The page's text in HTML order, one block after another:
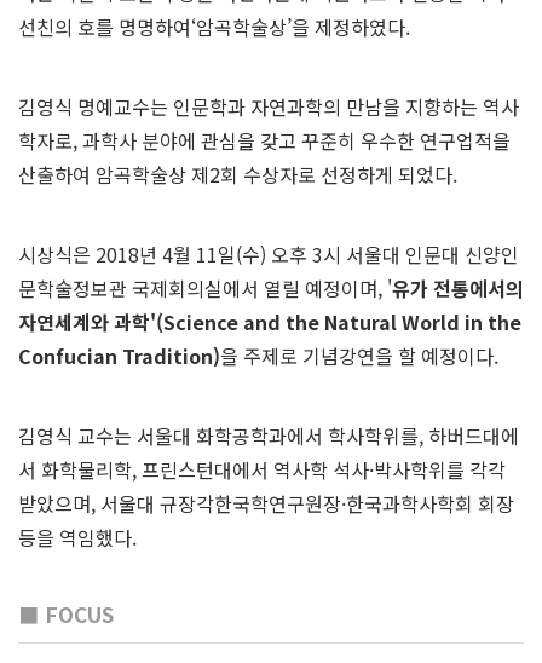
선친의 호를 명명하여‘암곡학술상’을 제정하였다.
김영식 명예교수는 인문학과 자연과학의 만남을 지향하는 역사
학자로, 과학사 분야에 관심을 갖고 꾸준히 우수한 연구업적을
산출하여 암곡학술상 제2회 수상자로 선정하게 되었다.
시상식은 2018년 4월 11일(수) 오후 3시 서울대 인문대 신양인
문학술정보관 국제회의실에서 열릴 예정이며, '유가 전통에서의
자연세계와 과학'(Science and the Natural World in the
Confucian Tradition)을 주제로 기념강연을 할 예정이다.
김영식 교수는 서울대 화학공학과에서 학사학위를, 하버드대에
서 화학물리학, 프린스턴대에서 역사학 석사·박사학위를 각각
받았으며, 서울대 규장각한국학연구원장·한국과학사학회 회장
등을 역임했다.
■ FOCUS